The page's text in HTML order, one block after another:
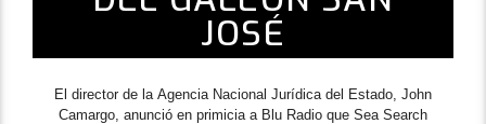
JOSÉ
El director de la Agencia Nacional Jurídica del Estado, John
Camargo, anunció en primicia a Blu Radio que Sea Search